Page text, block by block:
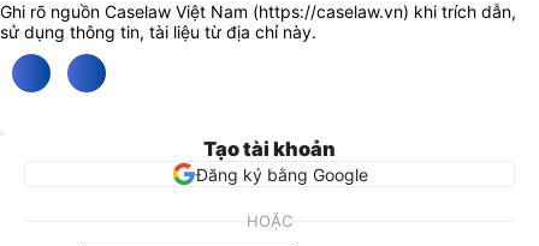
Ghi rõ nguồn Caselaw Việt Nam (https://caselaw.vn) khi trích dẫn,
sử dụng thông tin, tài liệu từ địa chỉ này.
Tạo tài khoản
Đăng ký bằng Google
HOẶC